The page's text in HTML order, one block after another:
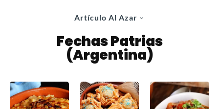
Artículo Al Azar
Fechas Patrias
(Argentina)